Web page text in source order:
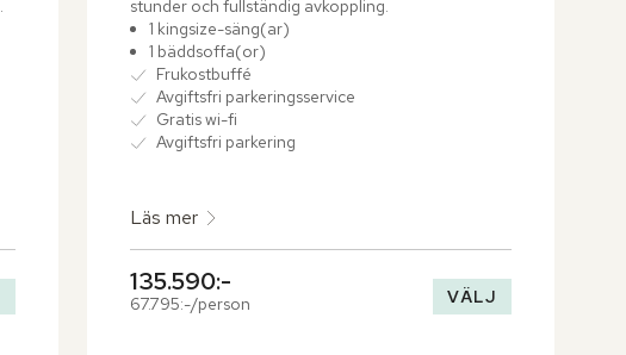
stunder och fullständig avkoppling.
1 kingsize-säng(ar)
1 bäddsoffa(or)
Frukostbuffé
Avgiftsfri parkeringsservice
Gratis wi-fi
Avgiftsfri parkering
Läs mer
135.590:-
67.795:-/person VÄLJ